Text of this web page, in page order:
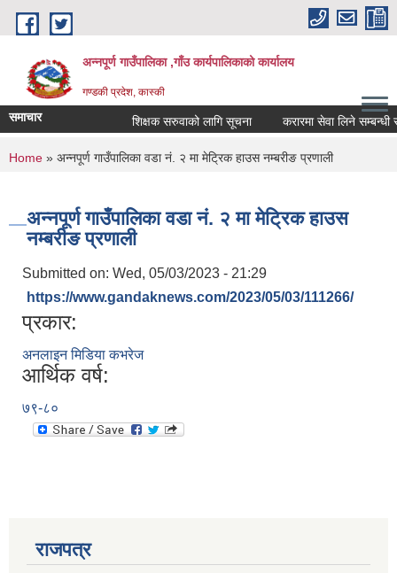
Skip to main content
अन्नपूर्ण गाउँपालिका ,गाँउ कार्यपालिकाको कार्यालय
गण्डकी प्रदेश, कास्की
समाचार शिक्षक सरुवाको लागि सूचना करारमा सेवा लिने सम्बन्धी
You are here
Home » अन्नपूर्ण गाउँपालिका वडा नं. २ मा मेट्रिक हाउस नम्बरीङ प्रणाली
अन्नपूर्ण गाउँपालिका वडा नं. २ मा मेट्रिक हाउस
नम्बरीङ प्रणाली
Submitted on: Wed, 05/03/2023 - 21:29
https://www.gandaknews.com/2023/05/03/111266/
प्रकार:
अनलाइन मिडिया कभरेज
आर्थिक वर्ष:
७९-८०
राजपत्र